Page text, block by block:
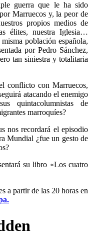
guerra que le ha sido
Marruecos y, la peor de
propios medios de
élites, nuestra Iglesia…
población española,
por Pedro Sánchez,
tan siniestra y totalitaria
conflicto con Marruecos,
atacando el enemigo
quintacolumnistas de
marroquíes?
nos recordará el episodio
Mundial ¿fue un gesto de
su libro «Los cuatro
a partir de las 20 horas en